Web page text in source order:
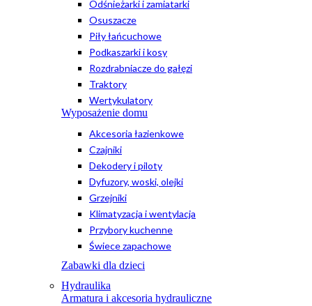
Odśnieżarki i zamiatarki
Osuszacze
Piły łańcuchowe
Podkaszarki i kosy
Rozdrabniacze do gałęzi
Traktory
Wertykulatory
Wyposażenie domu
Akcesoria łazienkowe
Czajniki
Dekodery i piloty
Dyfuzory, woski, olejki
Grzejniki
Klimatyzacja i wentylacja
Przybory kuchenne
Świece zapachowe
Zabawki dla dzieci
Hydraulika
Armatura i akcesoria hydrauliczne